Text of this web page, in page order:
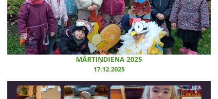
MĀRTIŅDIENA 2025
17.12.2025